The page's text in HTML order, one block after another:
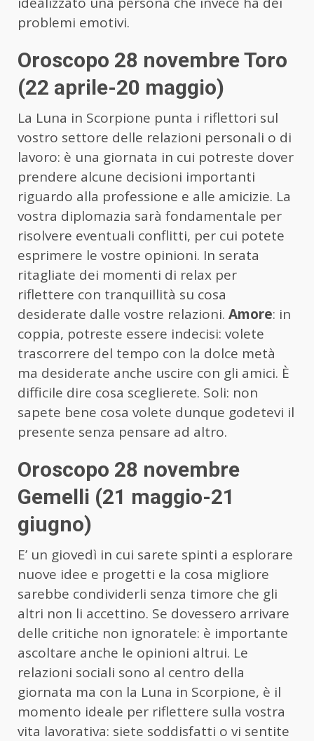
problemi emotivi.
Oroscopo 28 novembre Toro
(22 aprile-20 maggio)
La Luna in Scorpione punta i riflettori sul
vostro settore delle relazioni personali o di
lavoro: è una giornata in cui potreste dover
prendere alcune decisioni importanti
riguardo alla professione e alle amicizie. La
vostra diplomazia sarà fondamentale per
risolvere eventuali conflitti, per cui potete
esprimere le vostre opinioni. In serata
ritagliate dei momenti di relax per
riflettere con tranquillità su cosa
desiderate dalle vostre relazioni. Amore: in
coppia, potreste essere indecisi: volete
trascorrere del tempo con la dolce metà
ma desiderate anche uscire con gli amici. È
difficile dire cosa sceglierete. Soli: non
sapete bene cosa volete dunque godetevi il
presente senza pensare ad altro.
Oroscopo 28 novembre
Gemelli (21 maggio-21
giugno)
E’ un giovedì in cui sarete spinti a esplorare
nuove idee e progetti e la cosa migliore
sarebbe condividerli senza timore che gli
altri non li accettino. Se dovessero arrivare
delle critiche non ignoratele: è importante
ascoltare anche le opinioni altrui. Le
relazioni sociali sono al centro della
giornata ma con la Luna in Scorpione, è il
momento ideale per riflettere sulla vostra
vita lavorativa: siete soddisfatti o vi sentite